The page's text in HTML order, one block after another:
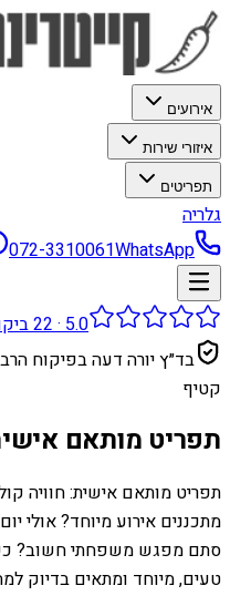
אירועים
איזורי שירות
תפריטים
גלריה
072-3310061WhatsApp
5.0
·
22
בד״ץ יורה דעה בפיקוח
קטיף
תפריט מותאם
תפריט מותאם אישית: חוויה
מתכננים אירוע מיוחד? אולי
סתם מפגש משפחתי חשוב?
טעים, מיוחד ומתאים בדיוק